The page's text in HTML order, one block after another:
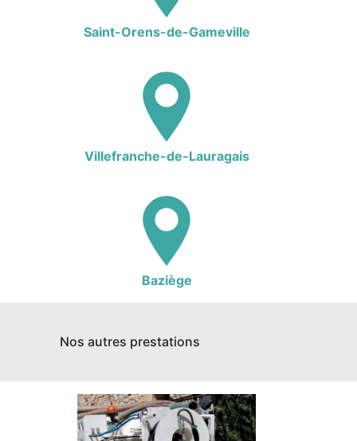
Saint-Orens-de-Gameville
Villefranche-de-Lauragais
Baziège
Nos autres prestations